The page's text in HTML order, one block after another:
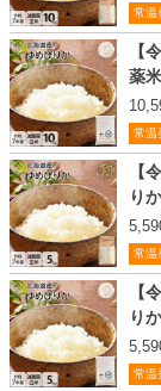
常温
【
薬
常温
【
り
常温
【
り
常温